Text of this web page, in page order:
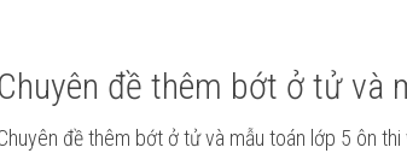
Chuyên đề thêm bớt ở tử và
đề thêm bớt ở tử và mẫu toán lớp 5 ôn